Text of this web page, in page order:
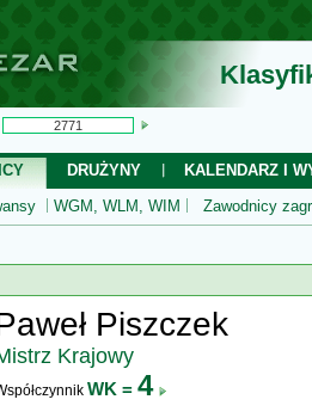
DRUŻYNY
KALENDARZ I
WGM, WLM, WIM Zawodnicy
Piszczek
Krajowy
WK = 4